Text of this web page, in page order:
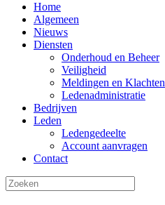
Home
Algemeen
Nieuws
Diensten
Onderhoud en Beheer
Veiligheid
Meldingen en Klachten
Ledenadministratie
Bedrijven
Leden
Ledengedeelte
Account aanvragen
Contact